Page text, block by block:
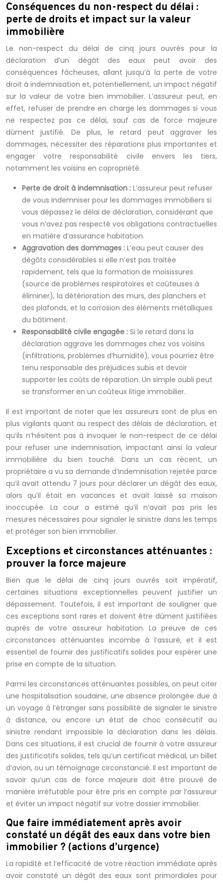
Conséquences du non-respect du délai :
perte de droits et impact sur la valeur
immobilière
Le non-respect du délai de cinq jours ouvrés pour la
déclaration d’un dégât des eaux peut avoir des
conséquences fâcheuses, allant jusqu’à la perte de votre
droit à indemnisation et, potentiellement, un impact négatif
sur la valeur de votre bien immobilier. L’assureur peut, en
effet, refuser de prendre en charge les dommages si vous
ne respectez pas ce délai, sauf cas de force majeure
dûment justifié. De plus, le retard peut aggraver les
dommages, nécessiter des réparations plus importantes et
engager votre responsabilité civile envers les tiers,
notamment les voisins en copropriété.
Perte de droit à indemnisation : L’assureur peut refuser
de vous indemniser pour les dommages immobiliers si
vous dépassez le délai de déclaration, considérant que
vous n’avez pas respecté vos obligations contractuelles
en matière d’assurance habitation.
Aggravation des dommages : L’eau peut causer des
dégâts considérables si elle n’est pas traitée
rapidement, tels que la formation de moisissures
(source de problèmes respiratoires et coûteuses à
éliminer), la détérioration des murs, des planchers et
des plafonds, et la corrosion des éléments métalliques
du bâtiment.
Responsabilité civile engagée : Si le retard dans la
déclaration aggrave les dommages chez vos voisins
(infiltrations, problèmes d’humidité), vous pourriez être
tenu responsable des préjudices subis et devoir
supporter les coûts de réparation. Un simple oubli peut
se transformer en un coûteux litige immobilier.
Il est important de noter que les assureurs sont de plus en
plus vigilants quant au respect des délais de déclaration, et
qu’ils n’hésitent pas à invoquer le non-respect de ce délai
pour refuser une indemnisation, impactant ainsi la valeur
immobilière du bien touché. Dans un cas récent, un
propriétaire a vu sa demande d’indemnisation rejetée parce
qu’il avait attendu 7 jours pour déclarer un dégât des eaux,
alors qu’il était en vacances et avait laissé sa maison
inoccupée. La cour a estimé qu’il n’avait pas pris les
mesures nécessaires pour signaler le sinistre dans les temps
et protéger son bien immobilier.
Exceptions et circonstances atténuantes :
prouver la force majeure
Bien que le délai de cinq jours ouvrés soit impératif,
certaines situations exceptionnelles peuvent justifier un
dépassement. Toutefois, il est important de souligner que
ces exceptions sont rares et doivent être dûment justifiées
auprès de votre assureur habitation. La preuve de ces
circonstances atténuantes incombe à l’assuré, et il est
essentiel de fournir des justificatifs solides pour espérer une
prise en compte de la situation.
Parmi les circonstances atténuantes possibles, on peut citer
une hospitalisation soudaine, une absence prolongée due à
un voyage à l’étranger sans possibilité de signaler le sinistre
à distance, ou encore un état de choc consécutif au
sinistre rendant impossible la déclaration dans les délais.
Dans ces situations, il est crucial de fournir à votre assureur
des justificatifs solides, tels qu’un certificat médical, un billet
d’avion, ou un témoignage circonstancié. Il est important de
savoir qu’un cas de force majeure doit être prouvé de
manière irréfutable pour être pris en compte par l’assureur
et éviter un impact négatif sur votre dossier immobilier.
Que faire immédiatement après avoir
constaté un dégât des eaux dans votre bien
immobilier ? (actions d’urgence)
La rapidité et l’efficacité de votre réaction immédiate après
avoir constaté un dégât des eaux sont primordiales pour